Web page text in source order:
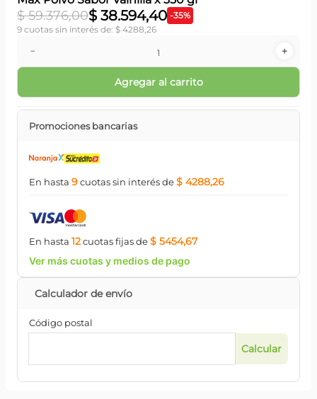
$ 59.376,00$ 38.594,40 -35%
9 cuotas sin interés de: $ 4288,26
＋
－
Agregar al carrito
Promociones bancarias
En hasta 9cuotassin interésde$ 4288,26
En hasta 12cuotasfijasde$ 5454,67
Ver más cuotas y medios de pago
Código postal